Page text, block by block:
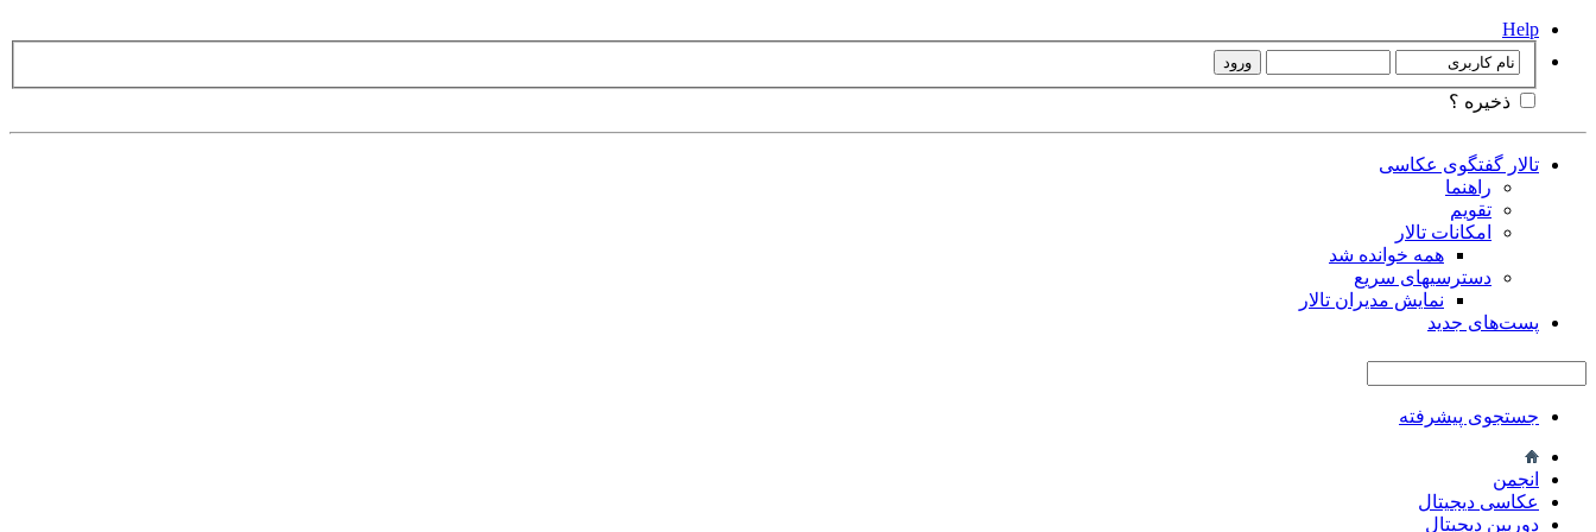
Help
ذخیره ؟
تالار گفتگوی عکاسی
راهنما
تقویم
امکانات تالار
همه خوانده شد
دسترسیهای سریع
نمایش مدیران تالار
پست‌های جدید
جستجوی پیشرفته
انجمن
عکاسی دیجیتال
دوربین دیجیتال